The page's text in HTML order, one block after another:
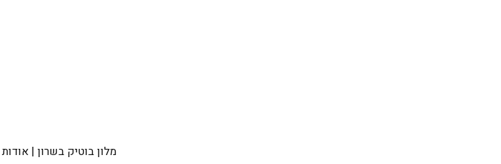
מלון בוטיק בשרון | אודות